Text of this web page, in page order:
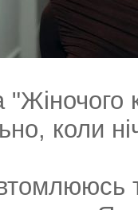
"Жіночого
коли